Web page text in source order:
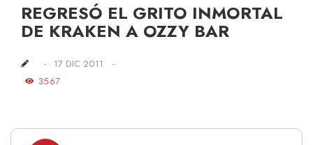
REGRESÓ EL GRITO INMORTAL
DE KRAKEN A OZZY BAR
17 DIC 2011
3567